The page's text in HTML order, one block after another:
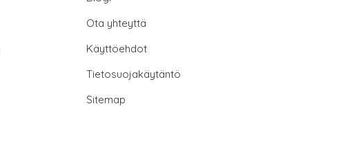
Ota yhteyttä
Käyttöehdot
Tietosuojakäytäntö
Sitemap